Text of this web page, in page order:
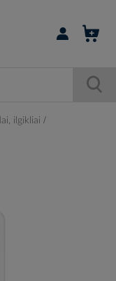
Prisijungti /
ilgikliai